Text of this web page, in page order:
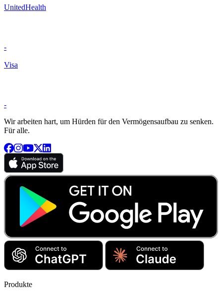
UnitedHealth
-
Visa
-
Wir arbeiten hart, um Hürden für den Vermögensaufbau zu senken.
Für alle.
Produkte